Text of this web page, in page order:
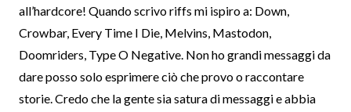
all’hardcore! Quando scrivo riffs mi ispiro a: Down,
Crowbar, Every Time I Die, Melvins, Mastodon,
Doomriders, Type O Negative. Non ho grandi messaggi da
dare posso solo esprimere ciò che provo o raccontare
storie. Credo che la gente sia satura di messaggi e abbia